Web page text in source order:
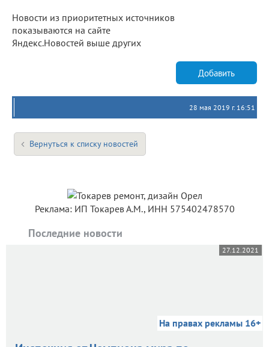
Новости из приоритетных источников
показываются на сайте
Яндекс.Новостей выше других
Добавить
28 мая 2019 г. 16:51
Вернуться к списку новостей
Реклама: ИП Токарев А.М., ИНН 575402478570
Последние новости
27.12.2021
На правах рекламы 16+